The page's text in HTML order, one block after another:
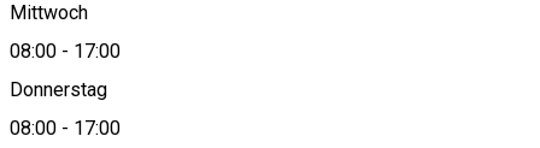
Mittwoch
08:00 - 17:00
Donnerstag
08:00 - 17:00